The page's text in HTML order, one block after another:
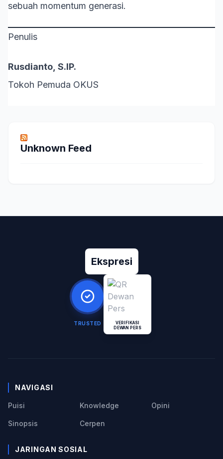
sebuah momentum generasi.
Penulis
Rusdianto, S.IP.
Tokoh Pemuda OKUS
Unknown Feed
Ekspresi
TRUSTED
VERIFIKASI
DEWAN PERS
NAVIGASI
Puisi Knowledge Opini
Sinopsis Cerpen
JARINGAN SOSIAL